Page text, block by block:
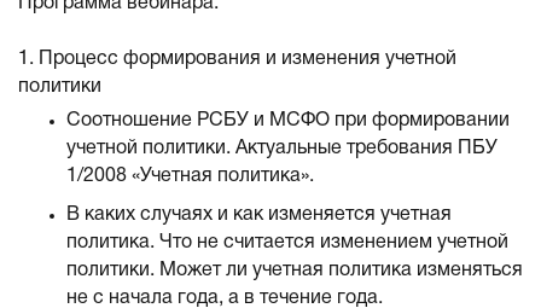
Программа вебинара:
1. Процесс формирования и изменения учетной
политики
Соотношение РСБУ и МСФО при формировании
учетной политики. Актуальные требования ПБУ
1/2008 «Учетная политика».
В каких случаях и как изменяется учетная
политика. Что не считается изменением учетной
политики. Может ли учетная политика изменяться
не с начала года, а в течение года.